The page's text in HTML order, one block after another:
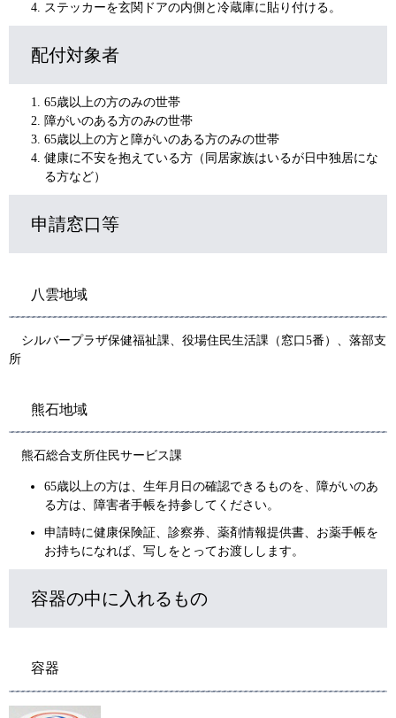
ステッカーを玄関ドアの内側と冷蔵庫に貼り付ける。
配付対象者
65歳以上の方のみの世帯
障がいのある方のみの世帯
65歳以上の方と障がいのある方のみの世帯
健康に不安を抱えている方（同居家族はいるが日中独居にな
る方など）
申請窓口等
八雲地域
シルバープラザ保健福祉課、役場住民生活課（窓口5番）、落部支
所
熊石地域
熊石総合支所住民サービス課
65歳以上の方は、生年月日の確認できるものを、障がいのあ
る方は、障害者手帳を持参してください。
申請時に健康保険証、診察券、薬剤情報提供書、お薬手帳を
お持ちになれば、写しをとってお渡しします。
容器の中に入れるもの
容器